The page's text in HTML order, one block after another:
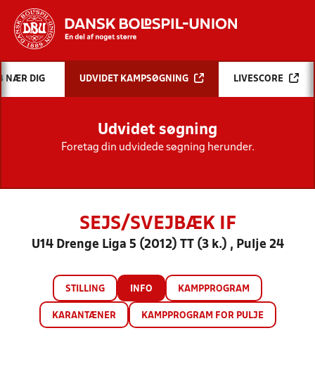
Hvad vil du søge efter?
INDHOLD OG NYHEDER
STILLINGER, RESULTATER, KLUBBER OG
HOLD
NÆR DIG UDVIDET KAMPSØGNING LIVESCORE
Udvidet søgning
Foretag din udvidede søgning herunder.
SEJS/SVEJBÆK IF
U14 Drenge Liga 5 (2012) TT (3 k.) , Pulje 24
STILLING INFO KAMPPROGRAM
KARANTÆNER KAMPPROGRAM FOR PULJE